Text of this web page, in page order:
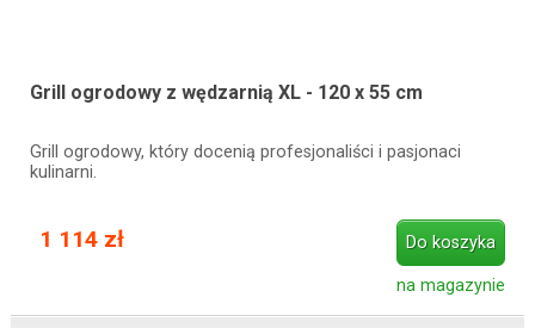
Grill ogrodowy z wędzarnią XL - 120 x 55 cm
Grill ogrodowy, który docenią profesjonaliści i pasjonaci
kulinarni.
1 114 zł Do koszyka
na magazynie